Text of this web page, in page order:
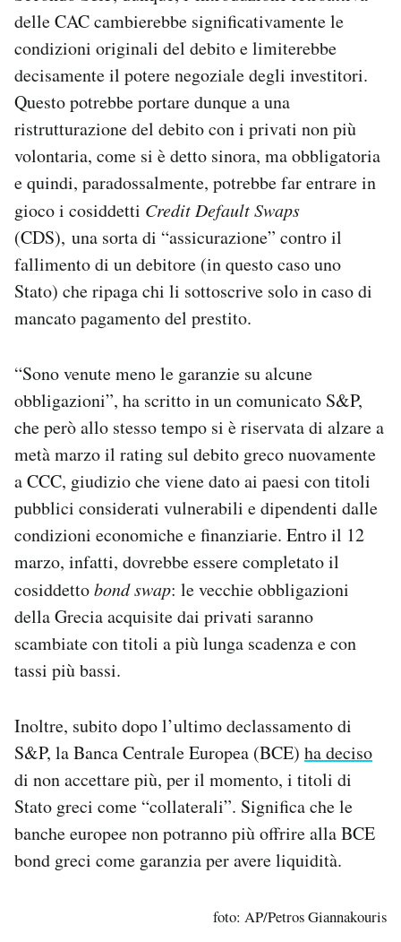
delle CAC cambierebbe significativamente le
condizioni originali del debito e limiterebbe
decisamente il potere negoziale degli investitori.
Questo potrebbe portare dunque a una
ristrutturazione del debito con i privati non più
volontaria, come si è detto sinora, ma obbligatoria
e quindi, paradossalmente, potrebbe far entrare in
gioco i cosiddetti Credit Default Swaps
(CDS), una sorta di “assicurazione” contro il
fallimento di un debitore (in questo caso uno
Stato) che ripaga chi li sottoscrive solo in caso di
mancato pagamento del prestito.
“Sono venute meno le garanzie su alcune
obbligazioni”, ha scritto in un comunicato S&P,
che però allo stesso tempo si è riservata di alzare a
metà marzo il rating sul debito greco nuovamente
a CCC, giudizio che viene dato ai paesi con titoli
pubblici considerati vulnerabili e dipendenti dalle
condizioni economiche e finanziarie. Entro il 12
marzo, infatti, dovrebbe essere completato il
cosiddettobond swap: le vecchie obbligazioni
della Grecia acquisite dai privati saranno
scambiate con titoli a più lunga scadenza e con
tassi più bassi.
Inoltre, subito dopo l’ultimo declassamento di
S&P, la Banca Centrale Europea (BCE) ha deciso
di non accettare più, per il momento, i titoli di
Stato greci come “collaterali”. Significa che le
banche europee non potranno più offrire alla BCE
bond greci come garanzia per avere liquidità.
foto: AP/Petros Giannakouris